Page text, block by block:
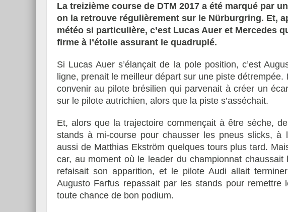
La treizième course de DTM 2017 a été marqué par
on la retrouve régulièrement sur le Nürburgring. Et,
météo si particulière, c’est Lucas Auer et Mercedes
firme à l’étoile assurant le quadruplé.
Si Lucas Auer s’élançait de la pole position, c’est
ligne, prenait le meilleur départ sur une piste
convenir au pilote brésilien qui parvenait à créer un
sur le pilote autrichien, alors que la piste s’asséchait.
Et, alors que la trajectoire commençait à être sèche,
stands à mi-course pour chausser les pneus slicks, à
aussi de Matthias Ekström quelques tours plus tard.
car, au moment où le leader du championnat
refaisait son apparition, et le pilote Audi allait
Augusto Farfus repassait par les stands pour
toute chance de bon podium.